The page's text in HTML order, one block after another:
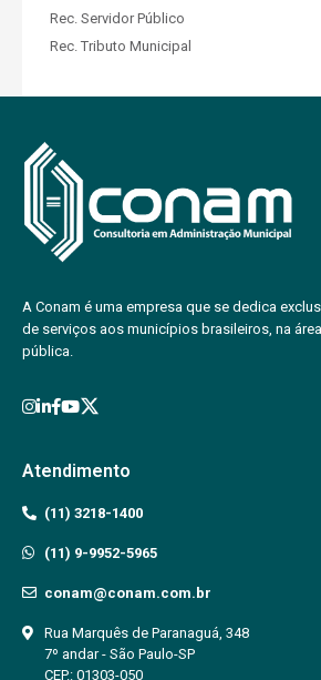
Rec. Servidor Público
Rec. Tributo Municipal
A Conam é uma empresa que se dedica
de serviços aos municípios brasileiros, na
pública.
Atendimento
(11) 3218-1400
(11) 9-9952-5965
conam@conam.com.br
Rua Marquês de Paranaguá, 348
7º andar - São Paulo-SP
CEP.: 01303-050